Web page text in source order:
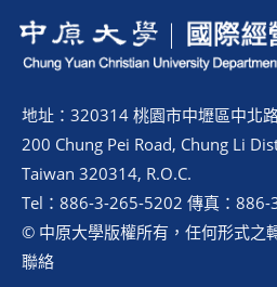
地址：320314 桃園市中壢區中北
200 Chung Pei Road, Chung Li
Taiwan 320314, R.O.C.
Tel：886-3-265-5202 傳真：
© 中原大學版權所有，任何形式之
聯絡